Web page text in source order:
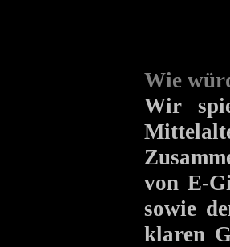
Wie
Wir
von E-
sowie
klaren